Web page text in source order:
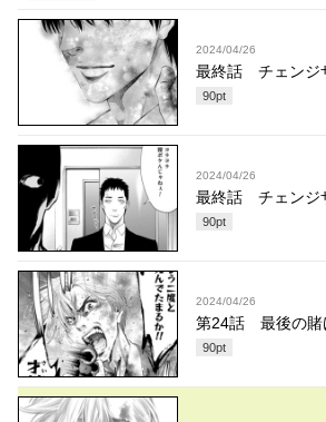
2024/04/26
最終話 チェンジ
90pt
2024/04/26
最終話 チェンジ
90pt
2024/04/26
第24話 最後の賭
90pt